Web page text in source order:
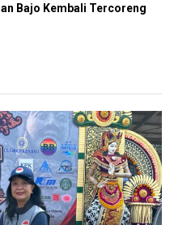
Bajo Kembali Tercoreng